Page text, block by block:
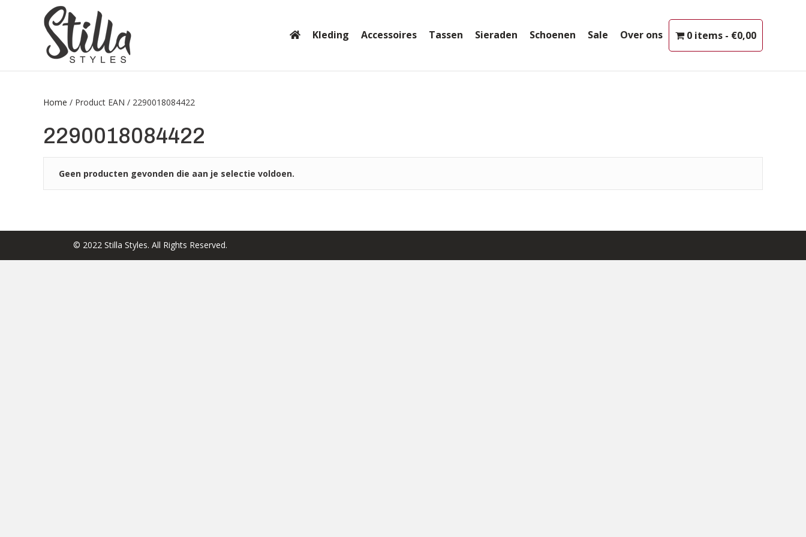
Kleding Accessoires Tassen Sieraden Schoenen Sale Over ons 0 items €0,00
Home / Product EAN / 2290018084422
2290018084422
Geen producten gevonden die aan je selectie voldoen.
© 2022 Stilla Styles. All Rights Reserved.